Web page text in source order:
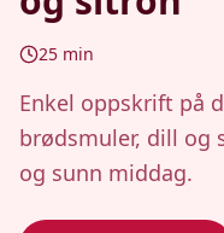
25 min
Enkel oppskrift på
brødsmuler, dill og
og sunn middag.